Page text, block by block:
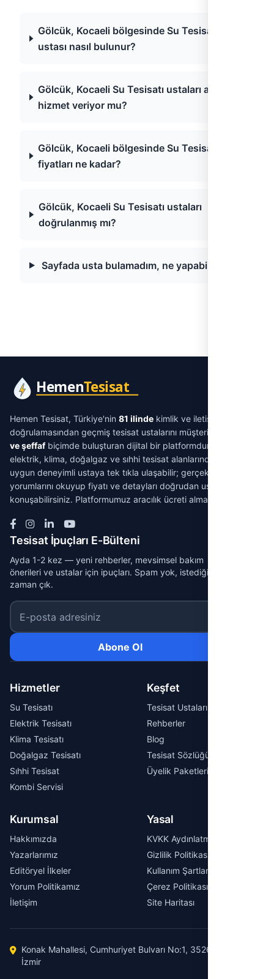
Gölcük, Kocaeli bölgesinde Su Tesisatı
ustası nasıl bulunur?
Gölcük, Kocaeli Su Tesisatı ustaları acil
hizmet veriyor mu?
Gölcük, Kocaeli bölgesinde Su Tesisatı
fiyatları ne kadar?
Gölcük, Kocaeli Su Tesisatı ustaları
doğrulanmış mı?
Sayfada usta bulamadım, ne yapabilirim?
Hemen Tesisat, Türkiye'nin 81 ilinde kimlik ve iletişim
doğrulamasından geçmiş tesisat ustalarını müşterilerle
ve şeffafbiçimde buluşturan dijital bir platformdur. Su tesisatı,
elektrik, klima, doğalgaz ve sıhhi tesisat alanlarında ihtiyacınıza
uygun deneyimli ustaya tek tıkla ulaşabilir; gerçek müşteri
yorumlarını okuyup fiyatı ve detayları doğrudan ustayla
konuşabilirsiniz. Platformumuz aracılık ücreti almaz.
Tesisat İpuçları E-Bülteni
Ayda 1-2 kez — yeni rehberler, mevsimsel bakım
önerileri ve ustalar için ipuçları. Spam yok, istediğin
zaman çık.
E-posta adresiniz
Abone Ol
Hizmetler
Su Tesisatı
Elektrik Tesisatı
Klima Tesisatı
Doğalgaz Tesisatı
Sıhhi Tesisat
Kombi Servisi
Keşfet
Tesisat Ustaları
Rehberler
Blog
Tesisat Sözlüğü
Üyelik Paketleri
Kurumsal
Hakkımızda
Yazarlarımız
Editöryel İlkeler
Yorum Politikamız
İletişim
Yasal
KVKK Aydınlatma Metni
Gizlilik Politikası
Kullanım Şartları
Çerez Politikası
Site Haritası
Konak Mahallesi, Cumhuriyet Bulvarı No:1, 35260 Konak /
İzmir